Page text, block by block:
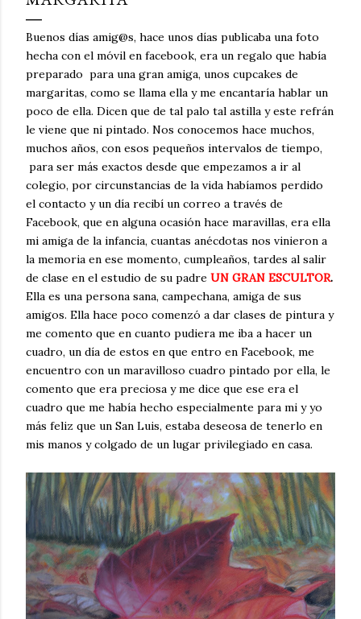
asociar las alubias únicamente a los guisos tradicionales y
copiosos de invierno. Con esta receta simple pero
revolucionaria, transformaremos un ingrediente tan
humilde como la alubia de La Bañeza en un snack ligero,
dorado, cargado de proteína y 100% natural. Es el
sustituto perfecto a los frutos se...
Buenos días amig@s, hace unos días publicaba una foto
hecha con el móvil en facebook, era un regalo que había
preparado para una gran amiga, unos cupcakes de
margaritas, como se llama ella y me encantaría hablar un
poco de ella. Dicen que de tal palo tal astilla y este refrán
le viene que ni pintado. Nos conocemos hace muchos,
muchos años, con esos pequeños intervalos de tiempo,
para ser más exactos desde que empezamos a ir al
colegio, por circunstancias de la vida habíamos perdido
el contacto y un día recibí un correo a través de
Facebook, que en alguna ocasión hace maravillas, era ella
mi amiga de la infancia, cuantas anécdotas nos vinieron a
la memoria en ese momento, cumpleaños, tardes al salir
de clase en el estudio de su padre UN GRAN ESCULTOR.
Ella es una persona sana, campechana, amiga de sus
amigos. Ella hace poco comenzó a dar clases de pintura y
me comento que en cuanto pudiera me iba a hacer un
cuadro, un día de estos en que entro en Facebook, me
encuentro con un maravilloso cuadro pintado por ella, le
comento que era preciosa y me dice que ese era el
cuadro que me había hecho especialmente para mi y yo
más feliz que un San Luis, estaba deseosa de tenerlo en
mis manos y colgado de un lugar privilegiado en casa.